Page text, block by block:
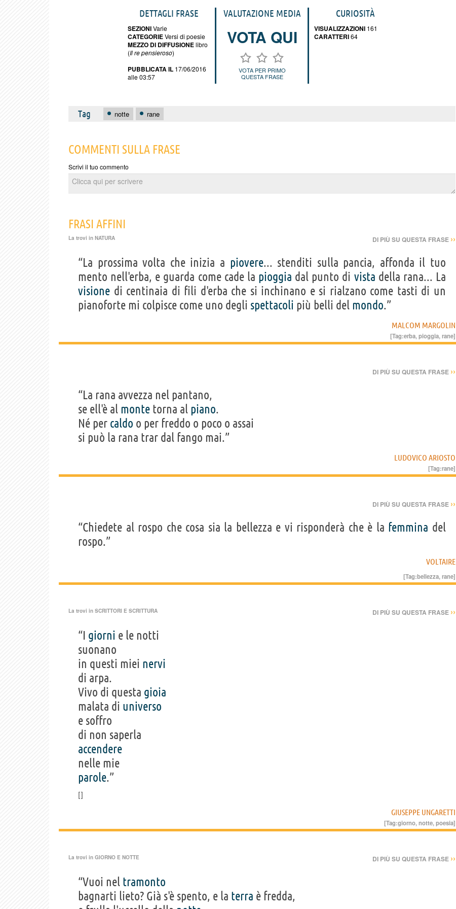
DETTAGLI FRASE
SEZIONIVarie
CATEGORIEVersi di poesie
MEZZO DI DIFFUSIONElibro
(Il re pensieroso)
PUBBLICATA IL 17/06/2016
alle 03:57
VALUTAZIONE MEDIA
VOTA QUI
VOTA PER PRIMO
QUESTA FRASE
CURIOSITÀ
VISUALIZZAZIONI 161
CARATTERI64
Tag notte rane
COMMENTI SULLA FRASE
Scrivi il tuo commento
FRASI AFFINI
La trovi in NATURA DI PIÙ SU QUESTA FRASE ››
“La prossima volta che inizia a piovere... stenditi sulla pancia, affonda il tuo
mento nell'erba, e guarda come cade la pioggia dal punto di vista della rana... La
visione di centinaia di fili d'erba che si inchinano e si rialzano come tasti di un
pianoforte mi colpisce come uno degli spettacoli più belli del mondo.”
MALCOM MARGOLIN
[Tag:erba,pioggia,rane]
DI PIÙ SU QUESTA FRASE ››
“La rana avvezza nel pantano,
se ell'è al monte torna al piano.
Né per caldo o per freddo o poco o assai
si può la rana trar dal fango mai.”
LUDOVICO ARIOSTO
[Tag:rane]
DI PIÙ SU QUESTA FRASE ››
“Chiedete al rospo che cosa sia la bellezza e vi risponderà che è la femmina del
rospo.”
VOLTAIRE
[Tag:bellezza,rane]
La trovi in SCRITTORI E SCRITTURA DI PIÙ SU QUESTA FRASE ››
“I giorni e le notti
suonano
in questi miei nervi
di arpa.
Vivo di questa gioia
malata di universo
e soffro
di non saperla
accendere
nelle mie
parole.”
GIUSEPPE UNGARETTI
[Tag:giorno,notte,poesia]
La trovi in GIORNO E NOTTE DI PIÙ SU QUESTA FRASE ››
“Vuoi nel tramonto
bagnarti lieto? Già s'è spento, e la terra è fredda,